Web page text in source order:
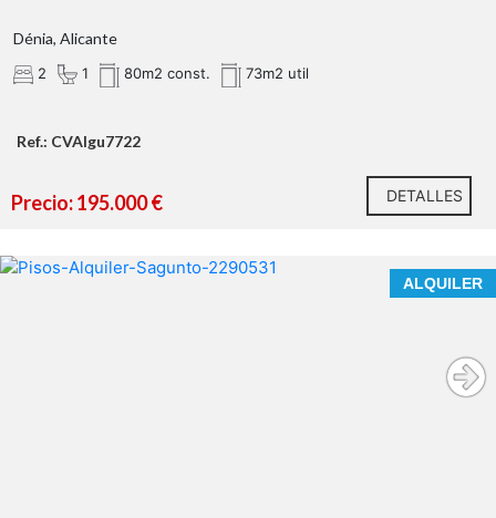
¿Qué te ofrecemos en nuestra agencia?
Tu próximo proyecto empieza aquí.
* En nuestra agencia contamos con el distintivo de
Agentes de Intermediación Inmobiliaria de la
2 dormitorios dobles luminosos
Dénia, Alicante
2 1 80m2 const. 73m2 util
Ref.: CVAIgu7722
Precio: 195.000 € DETALLES
ALQUILER
BONITO PISO EN ALQUILER EN EL CENTRO DE PUERTO